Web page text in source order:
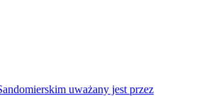
uważany jest przez